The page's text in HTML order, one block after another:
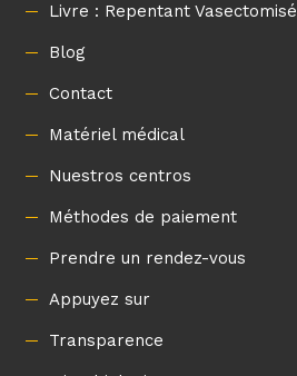
Livre : Repentant Vasectomisé
Blog
Contact
Matériel médical
Nuestros centros
Méthodes de paiement
Prendre un rendez-vous
Appuyez sur
Transparence